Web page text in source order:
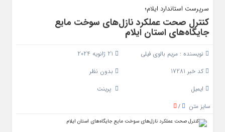
سرپرست استاندارد ایلام؛
کنترل صحت عملکرد نازل‌های سوخت مایع
جایگاه‌های استان ایلام
نویسنده : مریم بالوی فیلی
کد خبر 17281
بدون نظر
ایمیل
پرینت
سایز متن
/